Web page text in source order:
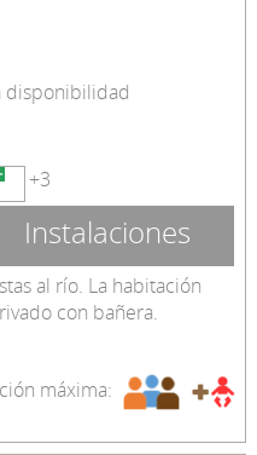
disponibilidad
+3
Instalaciones
al río. La habitación
con bañera.
máxima: